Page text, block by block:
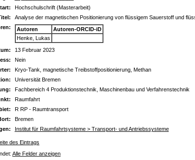
Hochschulschrift (Masterarbeit)
Analyse der magnetischen Positionierung von flüssigem Sauerstoff und
Autoren
Autoren-ORCID-iD
Henke, Lukas
13 Februar 2023
Nein
Kryo-Tank, magnetische Treibstoffpositionierung, Methan
Universität Bremen
Fachbereich 4 Produktionstechnik, Maschinenbau und Verfahrenstechnik
Raumfahrt
R RP - Raumtransport
Bremen
Institut für Raumfahrtsysteme > Transport- und Antriebssysteme
des Eintrags
Alle Felder anzeigen